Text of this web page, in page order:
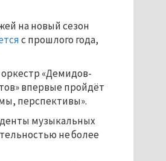
на новый сезон
с прошлого года,
«Демидов-
впервые пройдёт
перспективы».
музыкальных
не более